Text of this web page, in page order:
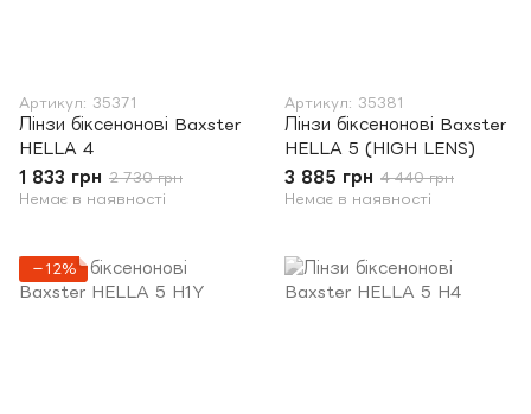
Артикул: 35371
Лінзи біксенонові Baxster
HELLA 4
1 833 грн 2 730 грн
Немає в наявності
Артикул: 35381
Лінзи біксенонові Baxster
HELLA 5 (HIGH LENS)
3 885 грн 4 440 грн
Немає в наявності
−12%